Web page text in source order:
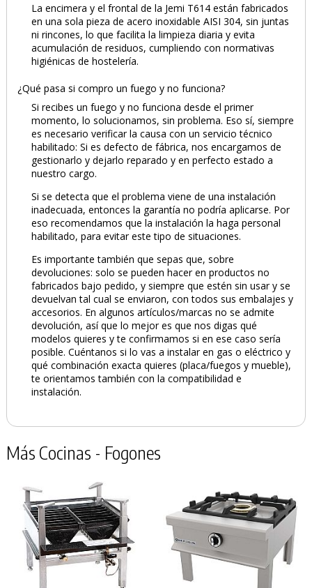
La encimera y el frontal de la Jemi T614 están fabricados
en una sola pieza de acero inoxidable AISI 304, sin juntas
ni rincones, lo que facilita la limpieza diaria y evita
acumulación de residuos, cumpliendo con normativas
higiénicas de hostelería.
¿Qué pasa si compro un fuego y no funciona?
Si recibes un fuego y no funciona desde el primer
momento, lo solucionamos, sin problema. Eso sí, siempre
es necesario verificar la causa con un servicio técnico
habilitado: Si es defecto de fábrica, nos encargamos de
gestionarlo y dejarlo reparado y en perfecto estado a
nuestro cargo.
Si se detecta que el problema viene de una instalación
inadecuada, entonces la garantía no podría aplicarse. Por
eso recomendamos que la instalación la haga personal
habilitado, para evitar este tipo de situaciones.
Es importante también que sepas que, sobre
devoluciones: solo se pueden hacer en productos no
fabricados bajo pedido, y siempre que estén sin usar y se
devuelvan tal cual se enviaron, con todos sus embalajes y
accesorios. En algunos artículos/marcas no se admite
devolución, así que lo mejor es que nos digas qué
modelos quieres y te confirmamos si en ese caso sería
posible. Cuéntanos si lo vas a instalar en gas o eléctrico y
qué combinación exacta quieres (placa/fuegos y mueble),
te orientamos también con la compatibilidad e
instalación.
Más Cocinas - Fogones